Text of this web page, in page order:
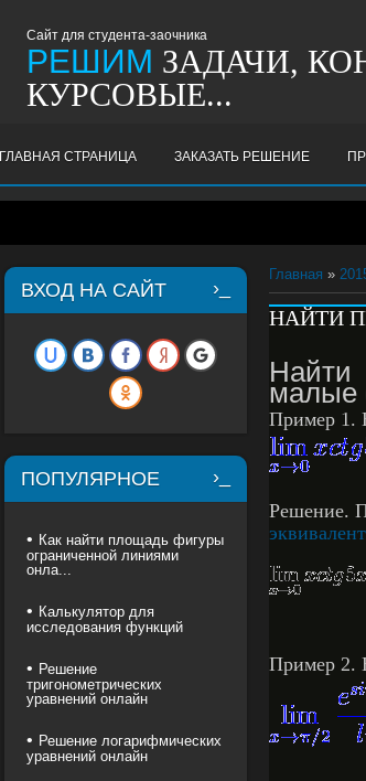
Сайт для студента-заочника
РЕШИМ ЗАДАЧИ,
КУРСОВЫЕ...
ГЛАВНАЯ СТРАНИЦА ЗАКАЗАТЬ РЕШЕНИЕ
Главная »
НАЙТИ
Найти
малые
Пример 1.
Решение.
Пример 2.
ВХОД НА САЙТ
ПОПУЛЯРНОЕ
Как найти площадь фигуры
ограниченной линиями
онла...
Калькулятор для
исследования функций
Решение
тригонометрических
уравнений онлайн
Решение логарифмических
уравнений онлайн